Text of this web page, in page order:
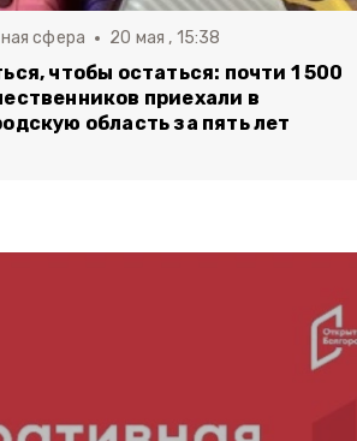
сфера 20 мая , 15:38
чтобы остаться: почти 1 500
приехали в
область за пять лет